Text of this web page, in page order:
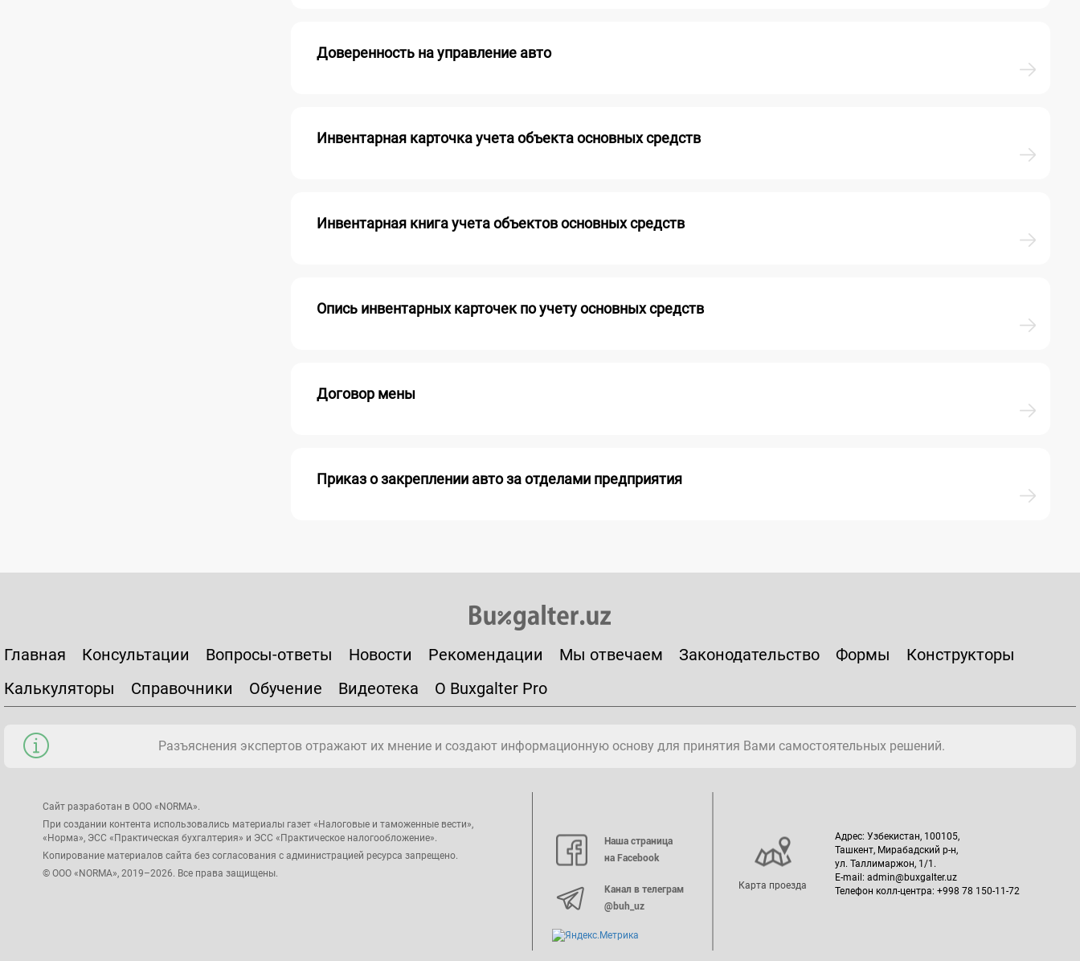
Доверенность на управление авто
Инвентарная карточка учета объекта основных средств
Инвентарная книга учета объектов основных средств
Опись инвентарных карточек по учету основных средств
Договор мены
Приказ о закреплении авто за отделами предприятия
Главная Консультации Вопросы-ответы Новости Рекомендации Мы отвечаем Законодательство Формы
Конструкторы
Калькуляторы
Справочники Обучение Видеотека О Buxgalter Pro
Разъяснения экспертов отражают их мнение и создают информационную основу для принятия Вами самостоятельных решений.
Сайт разработан в ООО «NORMA».
При создании контента использовались материалы газет «Налоговые и таможенные вести»,
«Норма», ЭСС «Практическая бухгалтерия» и ЭСС «Практическое налогообложение».
Копирование материалов сайта без согласования с администрацией ресурса запрещено.
© ООО «NORMA», 2019–2026. Все права защищены.
Наша страница
на Facebook
Канал в телеграм
@buh_uz
Карта проезда
Адрес: Узбекистан, 100105,
Ташкент, Мирабадский р-н,
ул. Таллимаржон, 1/1.
E-mail: admin@buxgalter.uz
Телефон колл-центра: +998 78 150-11-72